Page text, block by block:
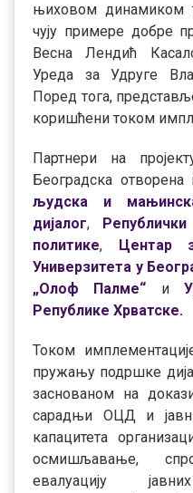
њиховом динамиком
чују примере добре
Весна Лендић
Уреда за Удруге
Поред тога,
коришћени током
Партнери на
Београдска отворена
људска и
дијалог,
политике, Центар
Универзитета у
„Олоф Палме“ и
Републике Хрватске.
Током
пружању подршке
заснованом на
сарадњи ОЦД и
капацитета
осмишљавање,
евалуацију